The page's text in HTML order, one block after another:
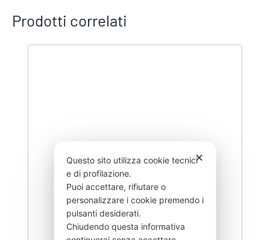
Prodotti correlati
✕
Questo sito utilizza cookie tecnici
e di profilazione.
Puoi accettare, rifiutare o
personalizzare i cookie premendo i
pulsanti desiderati.
Chiudendo questa informativa